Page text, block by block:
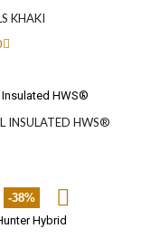
KHAKI
HWS®
-38%